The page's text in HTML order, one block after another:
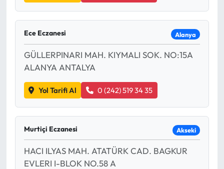
Ece Eczanesi Alanya
GÜLLERPINARI MAH. KIYMALI SOK. NO:15A
ALANYA ANTALYA
Yol Tarifi Al 0 (242) 519 34 35
Murtiçi Eczanesi Akseki
HACI ILYAS MAH. ATATÜRK CAD. BAGKUR
EVLERI I-BLOK NO.58 A